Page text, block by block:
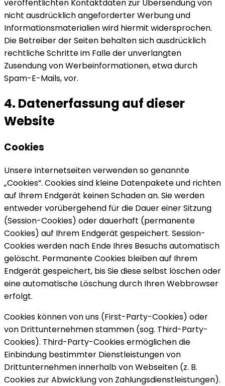
veröffentlichten Kontaktdaten zur Übersendung von
nicht ausdrücklich angeforderter Werbung und
Informationsmaterialien wird hiermit widersprochen.
Die Betreiber der Seiten behalten sich ausdrücklich
rechtliche Schritte im Falle der unverlangten
Zusendung von Werbeinformationen, etwa durch
Spam-E-Mails, vor.
4. Datenerfassung auf dieser
Website
Cookies
Unsere Internetseiten verwenden so genannte
„Cookies“. Cookies sind kleine Datenpakete und richten
auf Ihrem Endgerät keinen Schaden an. Sie werden
entweder vorübergehend für die Dauer einer Sitzung
(Session-Cookies) oder dauerhaft (permanente
Cookies) auf Ihrem Endgerät gespeichert. Session-
Cookies werden nach Ende Ihres Besuchs automatisch
gelöscht. Permanente Cookies bleiben auf Ihrem
Endgerät gespeichert, bis Sie diese selbst löschen oder
eine automatische Löschung durch Ihren Webbrowser
erfolgt.
Cookies können von uns (First-Party-Cookies) oder
von Drittunternehmen stammen (sog. Third-Party-
Cookies). Third-Party-Cookies ermöglichen die
Einbindung bestimmter Dienstleistungen von
Drittunternehmen innerhalb von Webseiten (z. B.
Cookies zur Abwicklung von Zahlungsdienstleistungen).